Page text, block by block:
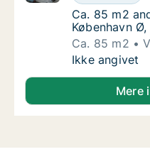
Ca. 85 m2
Ca. 85 m2
København
Ca. 85 m2
Ca. 85 m2
Ikke angivet
Mere